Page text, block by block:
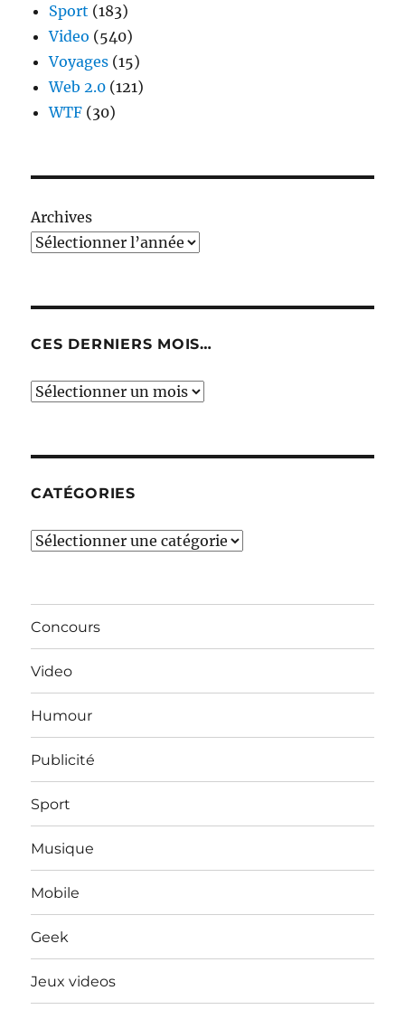
Sport (183)
Video (540)
Voyages (15)
Web 2.0 (121)
WTF (30)
Archives
CES DERNIERS MOIS…
Ces
CATÉGORIES
Catégories
Concours
Video
Humour
Publicité
Sport
Musique
Mobile
Geek
Jeux videos